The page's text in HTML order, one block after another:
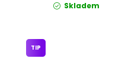
Skladem
TIP